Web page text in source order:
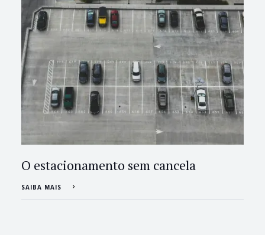
O estacionamento sem cancela
SAIBA MAIS